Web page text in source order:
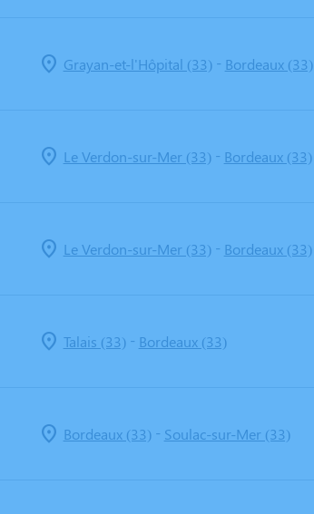
Grayan-et-l'Hôpital (33)- Bordeaux (33)
Le Verdon-sur-Mer (33)- Bordeaux (33)
Le Verdon-sur-Mer (33)- Bordeaux (33)
Talais (33)- Bordeaux (33)
Bordeaux (33)- Soulac-sur-Mer (33)